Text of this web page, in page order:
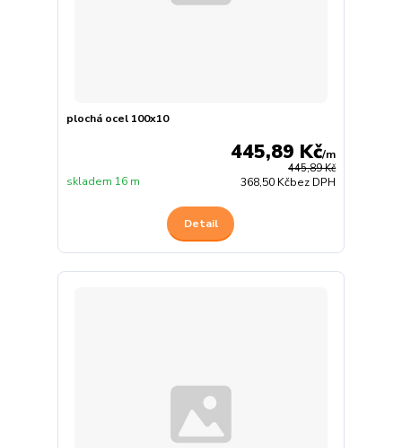
plochá ocel 100x10
445,89 Kč
445,89 Kč/m
368,50 Kčbez DPH
skladem 16 m
Detail